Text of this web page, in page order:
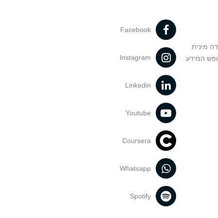
מינית
המידע
Facebook
Instagram
Linkedin
Youtube
Coursera
Whatsapp
Spotify